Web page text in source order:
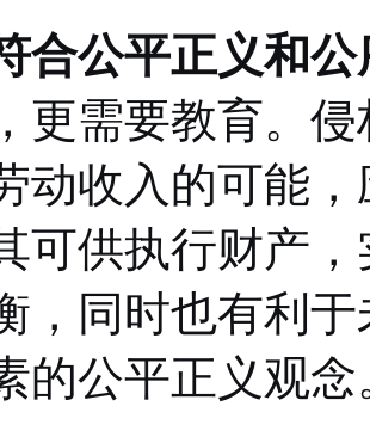
合公平正义和
更需要教育。
动收入的可能
可供执行财产
，同时也有利
的公平正义观念